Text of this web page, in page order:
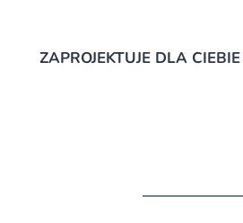
ZAPROJEKTUJE DLA